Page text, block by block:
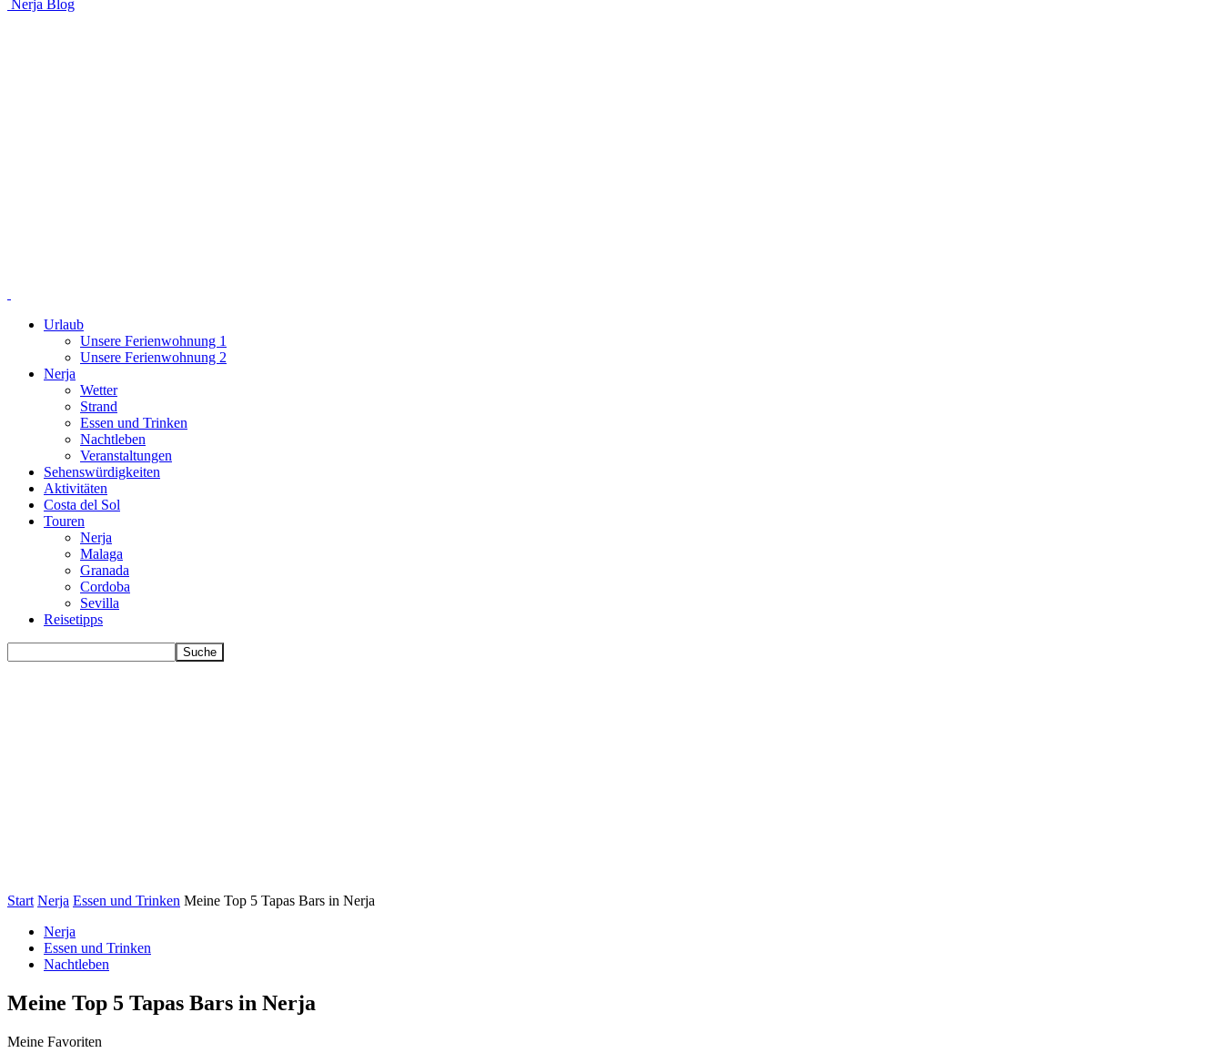
Nerja Blog
Urlaub
Unsere Ferienwohnung 1
Unsere Ferienwohnung 2
Nerja
Wetter
Strand
Essen und Trinken
Nachtleben
Veranstaltungen
Sehenswürdigkeiten
Aktivitäten
Costa del Sol
Touren
Nerja
Malaga
Granada
Cordoba
Sevilla
Reisetipps
Start Nerja Essen und Trinken Meine Top 5 Tapas Bars in Nerja
Nerja
Essen und Trinken
Nachtleben
Meine Top 5 Tapas Bars in Nerja
Meine Favoriten